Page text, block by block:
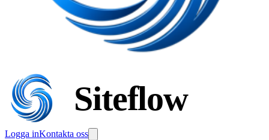
Siteflow
Logga inKontakta oss